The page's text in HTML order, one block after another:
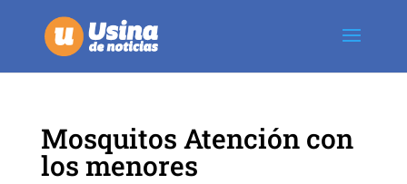
Mosquitos Atención con
los menores